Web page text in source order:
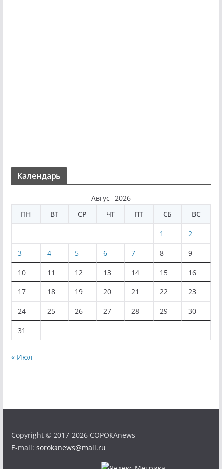
Календарь
Август 2026
ПН
ВТ СР ЧТ ПТ СБ ВС
1 2
3 4 5 6 7 8 9
10 11 12 13 14 15 16
17 18 19 20 21 22 23
24 25 26 27 28 29 30
31
« Июл
Copyright © 2017-2026 COPOKAnews
E-mail: sorokanews@mail.ru